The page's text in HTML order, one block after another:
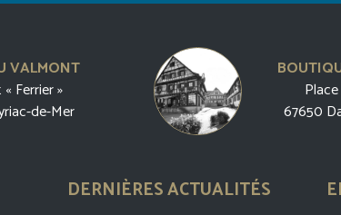
VALMONT
Ferrier »
de-Mer
67650
DERNIÈRES ACTUALITÉS